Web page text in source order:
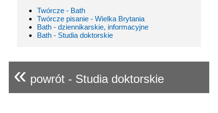
Twórcze - Bath
Twórcze pisanie - Wielka Brytania
Bath - dziennikarskie, informacyjne
Bath - Studia doktorskie
« powrót - Studia doktorskie